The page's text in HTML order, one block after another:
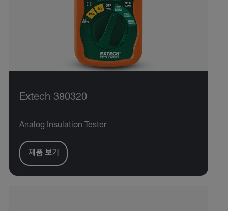
Extech 380320
Analog Insulation Tester
제품 보기